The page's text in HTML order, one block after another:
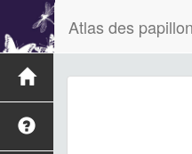
Atlas des